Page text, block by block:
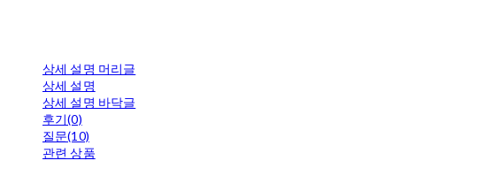
상세 설명 머리글
상세 설명
상세 설명 바닥글
후기(0)
질문(10)
관련 상품